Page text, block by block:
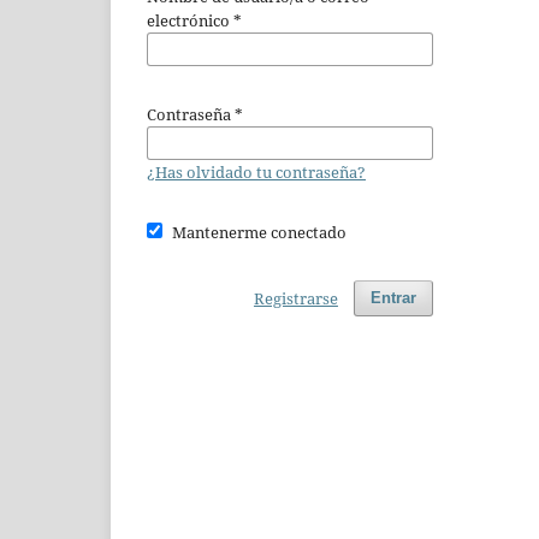
electrónico *
Contraseña*
¿Has olvidado tu contraseña?
Mantenerme conectado
Entrar
Registrarse